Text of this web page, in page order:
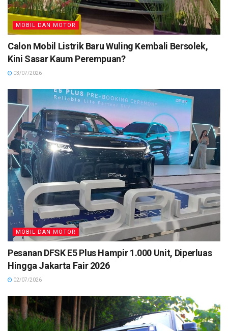
MOBIL DAN MOTOR
Calon Mobil Listrik Baru Wuling Kembali Bersolek,
Kini Sasar Kaum Perempuan?
03/07/2026
MOBIL DAN MOTOR
Pesanan DFSK E5 Plus Hampir 1.000 Unit, Diperluas
Hingga Jakarta Fair 2026
02/07/2026